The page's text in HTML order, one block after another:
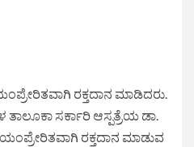
ರಕ್ತದಾನ ಮಾಡಿದರು.
ತಾಲೂಕಾ ಸರ್ಕಾರಿ ಆಸ್ಪತ್ರೆಯ ಡಾ.
ರಕ್ತದಾನ ಮಾಡುವ